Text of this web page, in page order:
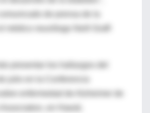
de prensa de la
médico neurólogo Neill Graff-
presentar los hallazgos del